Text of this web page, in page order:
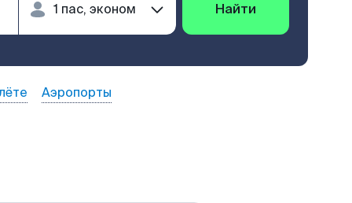
Найти
Аэропорты